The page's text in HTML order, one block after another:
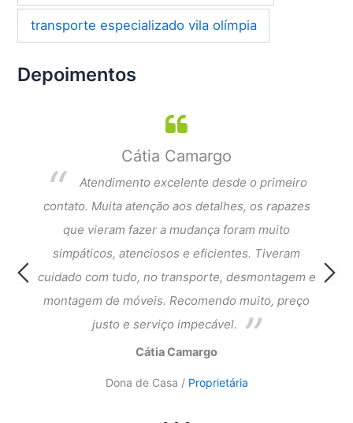
transporte especializado vila olímpia
Depoimentos
Cátia Camargo
Atendimento excelente desde o primeiro
contato. Muita atenção aos detalhes, os rapazes
que vieram fazer a mudança foram muito
simpáticos, atenciosos e eficientes. Tiveram
cuidado com tudo, no transporte, desmontagem e
montagem de móveis. Recomendo muito, preço
justo e serviço impecável.
Cátia Camargo
Dona de Casa / Proprietária